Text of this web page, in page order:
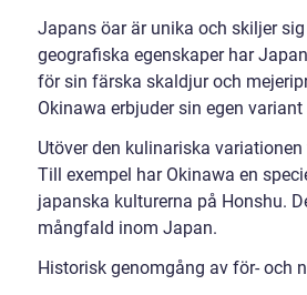
Japans öar är unika och skiljer
geografiska egenskaper har
för sin färska skaldjur och
Okinawa erbjuder sin egen
Utöver den kulinariska
Till exempel har Okinawa en
japanska kulturerna på Honshu.
mångfald inom Japan.
Historisk genomgång av för- och